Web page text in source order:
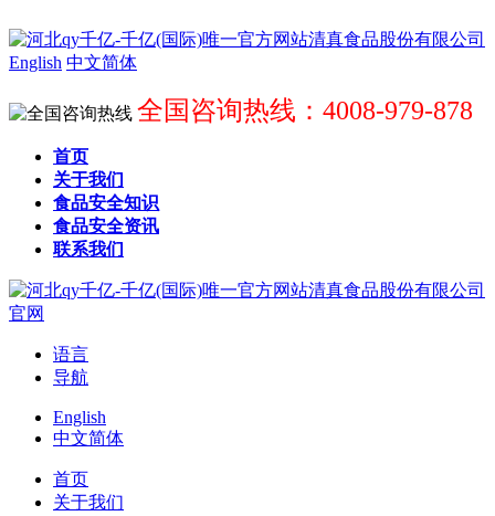
English 中文简体
全国咨询热线：4008-979-878
首页
关于我们
食品安全知识
食品安全资讯
联系我们
语言
导航
English
中文简体
首页
关于我们